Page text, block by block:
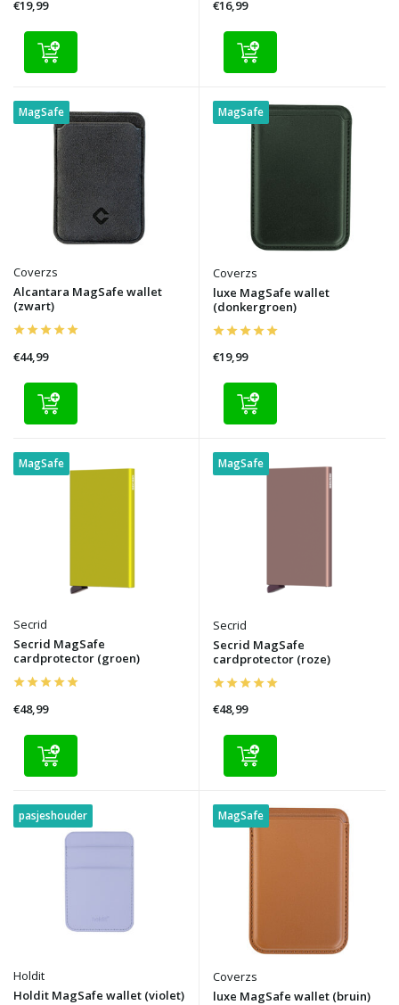
€19,99 €16,99
MagSafe
Coverzs
Alcantara MagSafe wallet
(zwart)
€44,99
MagSafe
Coverzs
luxe MagSafe wallet
(donkergroen)
€19,99
MagSafe
Secrid
Secrid MagSafe
cardprotector (groen)
€48,99
MagSafe
Secrid
Secrid MagSafe
cardprotector (roze)
€48,99
pasjeshouder
Holdit
Holdit MagSafe wallet (violet)
MagSafe
Coverzs
luxe MagSafe wallet (bruin)